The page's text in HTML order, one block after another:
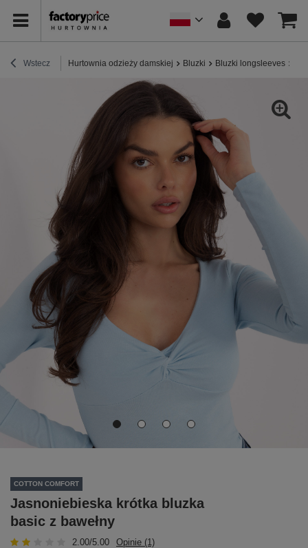
Wstecz Hurtownia odzieży damskiej Bluzki Bluzki longsleeves
COTTON COMFORT
Jasnoniebieska krótka bluzka
basic z bawełny
2.00/5.00 Opinie (1)